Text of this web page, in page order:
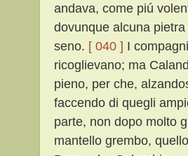
andava, come piú
dovunque alcuna
seno. [ 040 ] I
ricoglievano; ma
pieno, per che,
faccendo di quegli
parte, non dopo molto
mantello grembo,